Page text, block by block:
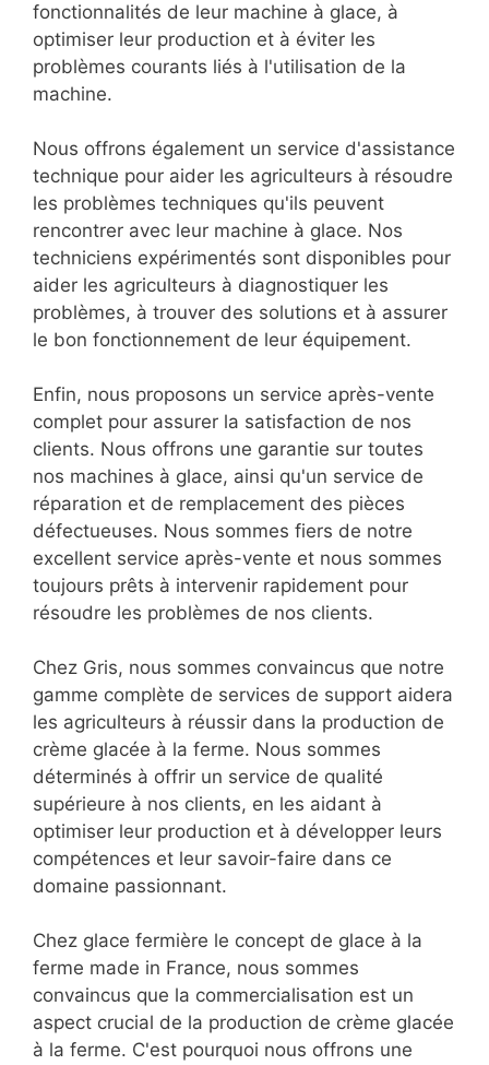
fonctionnalités de leur machine à glace, à
optimiser leur production et à éviter les
problèmes courants liés à l'utilisation de la
machine.
Nous offrons également un service d'assistance
technique pour aider les agriculteurs à résoudre
les problèmes techniques qu'ils peuvent
rencontrer avec leur machine à glace. Nos
techniciens expérimentés sont disponibles pour
aider les agriculteurs à diagnostiquer les
problèmes, à trouver des solutions et à assurer
le bon fonctionnement de leur équipement.
Enfin, nous proposons un service après-vente
complet pour assurer la satisfaction de nos
clients. Nous offrons une garantie sur toutes
nos machines à glace, ainsi qu'un service de
réparation et de remplacement des pièces
défectueuses. Nous sommes fiers de notre
excellent service après-vente et nous sommes
toujours prêts à intervenir rapidement pour
résoudre les problèmes de nos clients.
Chez Gris, nous sommes convaincus que notre
gamme complète de services de support aidera
les agriculteurs à réussir dans la production de
crème glacée à la ferme. Nous sommes
déterminés à offrir un service de qualité
supérieure à nos clients, en les aidant à
optimiser leur production et à développer leurs
compétences et leur savoir-faire dans ce
domaine passionnant.
Chez glace fermière le concept de glace à la
ferme made in France, nous sommes
convaincus que la commercialisation est un
aspect crucial de la production de crème glacée
à la ferme. C'est pourquoi nous offrons une